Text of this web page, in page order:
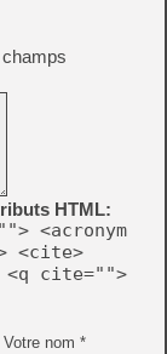
HTML:
<acronym
<cite>
<q cite="">
Votre nom *